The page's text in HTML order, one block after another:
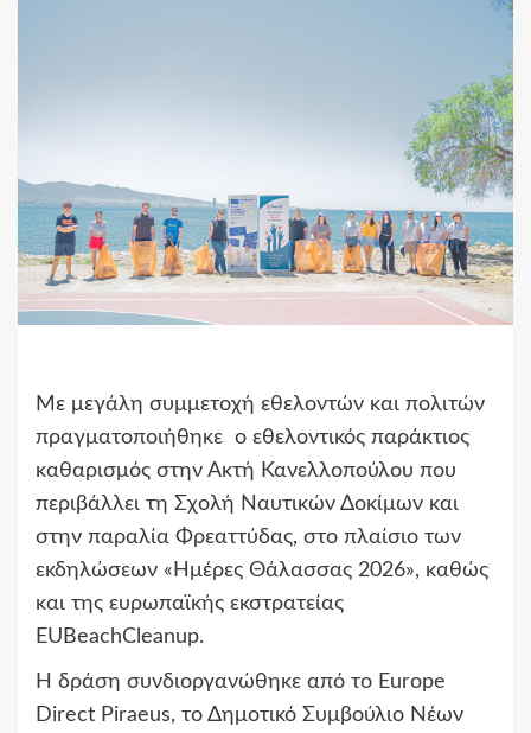
Με μεγάλη συμμετοχή εθελοντών και πολιτών
πραγματοποιήθηκε ο εθελοντικός παράκτιος
καθαρισμός στην Ακτή Κανελλοπούλου που
περιβάλλει τη Σχολή Ναυτικών Δοκίμων και
στην παραλία Φρεαττύδας, στο πλαίσιο των
εκδηλώσεων «Ημέρες Θάλασσας 2026», καθώς
και της ευρωπαϊκής εκστρατείας
EUBeachCleanup.
Η δράση συνδιοργανώθηκε από το Europe
Direct Piraeus, το Δημοτικό Συμβούλιο Νέων